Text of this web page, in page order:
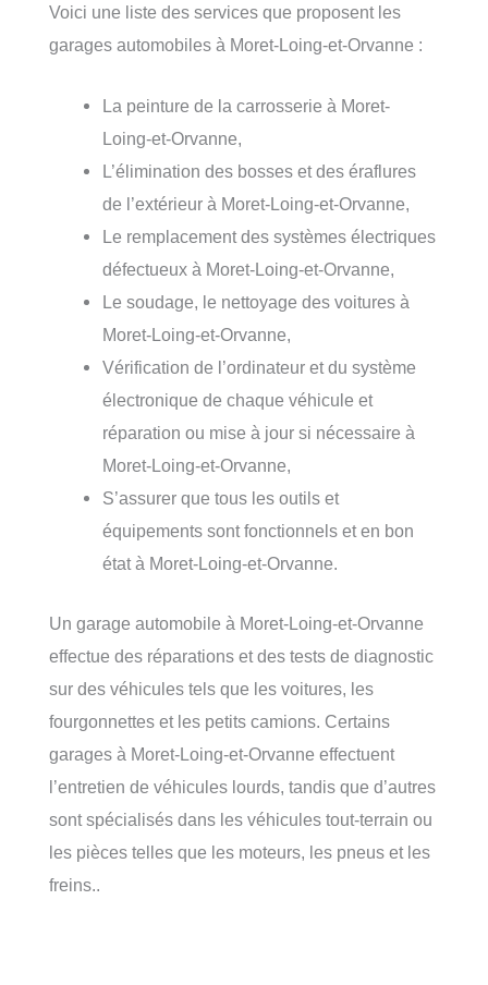
Voici une liste des services que proposent les
garages automobiles à Moret-Loing-et-Orvanne :
La peinture de la carrosserie à Moret-
Loing-et-Orvanne,
L’élimination des bosses et des éraflures
de l’extérieur à Moret-Loing-et-Orvanne,
Le remplacement des systèmes électriques
défectueux à Moret-Loing-et-Orvanne,
Le soudage, le nettoyage des voitures à
Moret-Loing-et-Orvanne,
Vérification de l’ordinateur et du système
électronique de chaque véhicule et
réparation ou mise à jour si nécessaire à
Moret-Loing-et-Orvanne,
S’assurer que tous les outils et
équipements sont fonctionnels et en bon
état à Moret-Loing-et-Orvanne.
Un garage automobile à Moret-Loing-et-Orvanne
effectue des réparations et des tests de diagnostic
sur des véhicules tels que les voitures, les
fourgonnettes et les petits camions. Certains
garages à Moret-Loing-et-Orvanne effectuent
l’entretien de véhicules lourds, tandis que d’autres
sont spécialisés dans les véhicules tout-terrain ou
les pièces telles que les moteurs, les pneus et les
freins..